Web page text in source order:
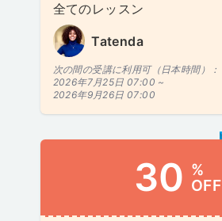
全てのレッスン
Tatenda
次の間の受講に利用可（日本時間）：
2026年7月25日 07:00 ~
2026年9月26日 07:00
30 %
OFF